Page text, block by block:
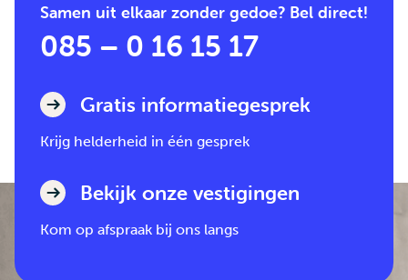
Samen uit elkaar zonder gedoe? Bel direct!
085 – 0 16 15 17
Gratis informatiegesprek
Krijg helderheid in één gesprek
Bekijk onze vestigingen
Kom op afspraak bij ons langs